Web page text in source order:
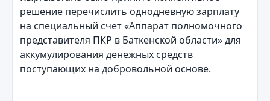
решение перечислить однодневную зарплату
на специальный счет «Аппарат полномочного
представителя ПКР в Баткенской области» для
аккумулирования денежных средств
поступающих на добровольной основе.